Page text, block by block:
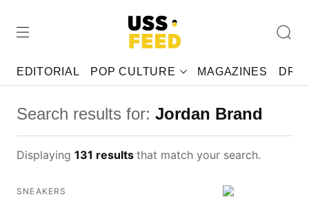
EDITORIAL POP CULTURE MAGAZINES
Search results for: Jordan Brand
Displaying 131 results that match your search.
SNEAKERS